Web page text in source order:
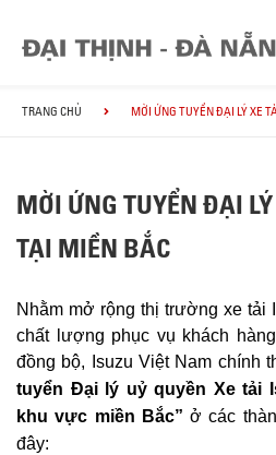
TRANG CHỦ MỜI ỨNG TUYỂN ĐẠI LÝ XE
MỜI ỨNG TUYỂN ĐẠI
TẠI MIỀN BẮC
Nhằm mở rộng thị trường xe tải
chất lượng phục vụ khách
đồng bộ, Isuzu Việt Nam chính
tuyển Đại lý uỷ quyền Xe tải
khu vực miền Bắc”ở các
đây: